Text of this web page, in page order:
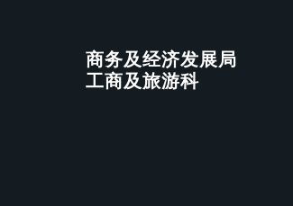
商务及经济发展局
工商及旅游科